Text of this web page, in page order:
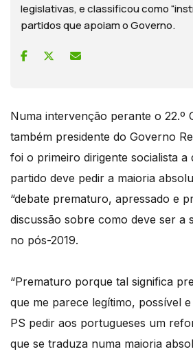
legislativas, e classificou como
partidos que apoiam o Governo.
Numa intervenção perante o 22.º
também presidente do Governo
foi o primeiro dirigente socialista a
partido deve pedir a maioria
“debate prematuro, apressado e
discussão sobre como deve ser a
no pós-2019.
“Prematuro porque tal significa
que me parece legítimo, possível
PS pedir aos portugueses um
que se traduza numa maioria